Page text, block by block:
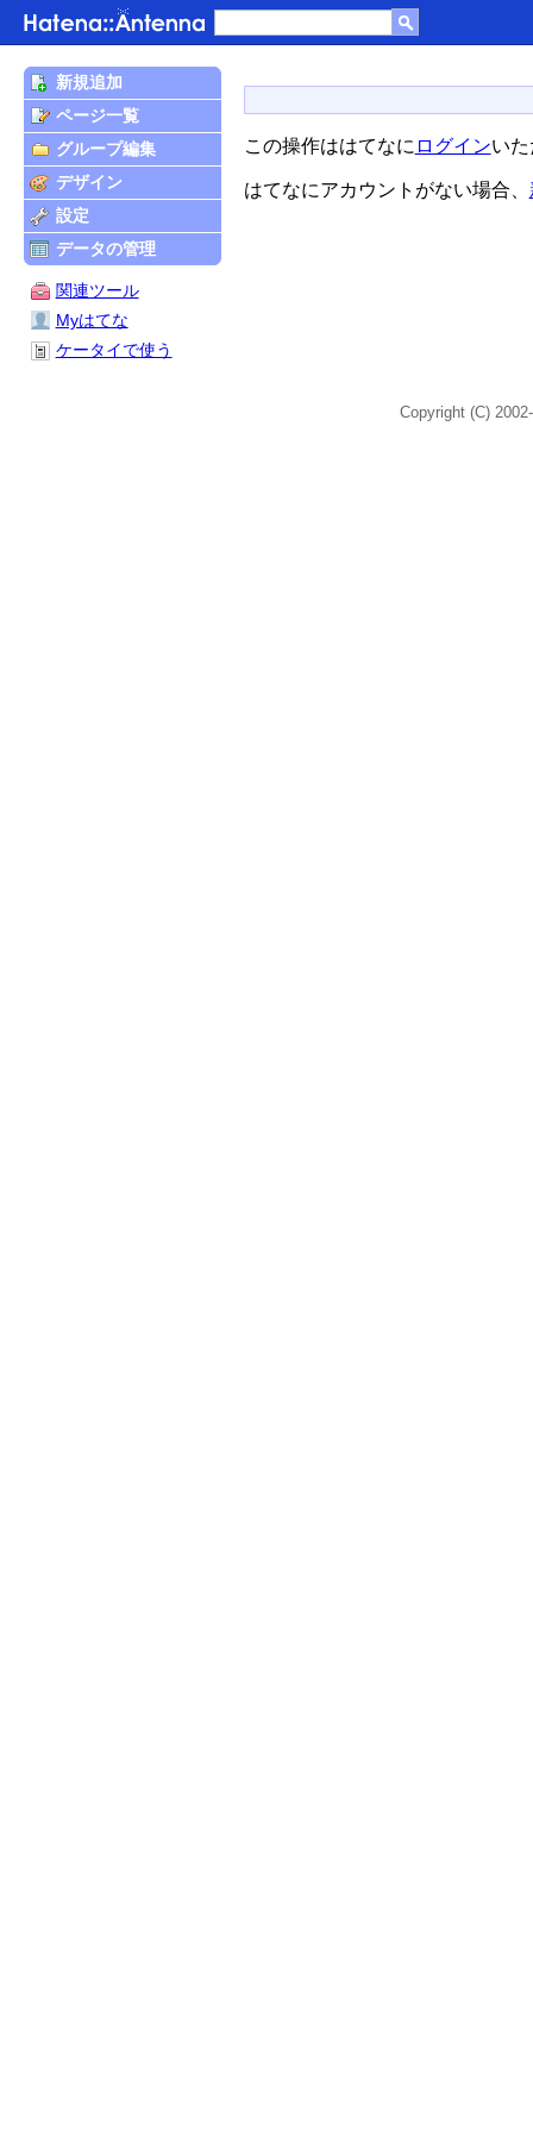
この操作ははてなに ログインい
はてなにアカウントがない場合、
新規追加
ページ一覧
グループ編集
デザイン
設定
データの管理
関連ツール
Myはてな
ケータイで使う
Copyright (C)